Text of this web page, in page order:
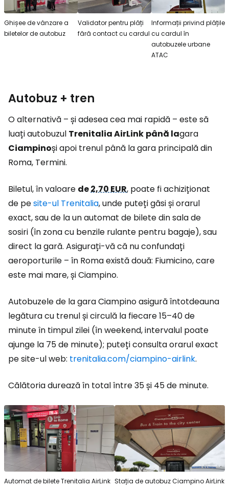
Ghișee de vânzare a
biletelor de autobuz
Validator pentru plăți
fără contact cu cardul
Informații privind plățile
cu cardul în
autobuzele urbane
ATAC
Autobuz + tren
O alternativă – și adesea cea mai rapidă – este să
luați autobuzul Trenitalia AirLink până lagara
Ciampinoși apoi trenul până la gara principală din
Roma, Termini.
Biletul, în valoare de2,70 EUR, poate fi achiziționat
de pesite-ul Trenitalia, unde puteți găsi și orarul
exact, sau de la un automat de bilete din sala de
sosiri (în zona cu benzile rulante pentru bagaje), sau
direct la gară. Asigurați-vă că nu confundați
aeroporturile – în Roma există două: Fiumicino, care
este mai mare, și Ciampino.
Autobuzele de la gara Ciampino asigură întotdeauna
legătura cu trenul și circulă la fiecare 15–40 de
minute în timpul zilei (în weekend, intervalul poate
ajunge la 75 de minute); puteți consulta orarul exact
pe site-ul web: trenitalia.com/ciampino-airlink.
Călătoria durează în total între 35 și 45 de minute.
Automat de bilete Trenitalia AirLink Stația de autobuz Ciampino AirLink